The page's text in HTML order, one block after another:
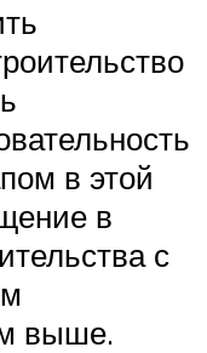
в этой
в
с
выше.